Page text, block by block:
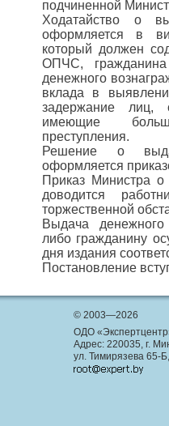
подчиненной
Ходатайство о
оформляется в
который должен
ОПЧС,
денежного
вклада в
задержание лиц,
имеющие
преступления.
Решение о
оформляется
Приказ Министра
доводится
торжественной
Выдача
либо гражданину
дня издания
Постановление
© 2003—2026
ОДО
Адрес: 220035, г.
ул. Тимирязева 65-